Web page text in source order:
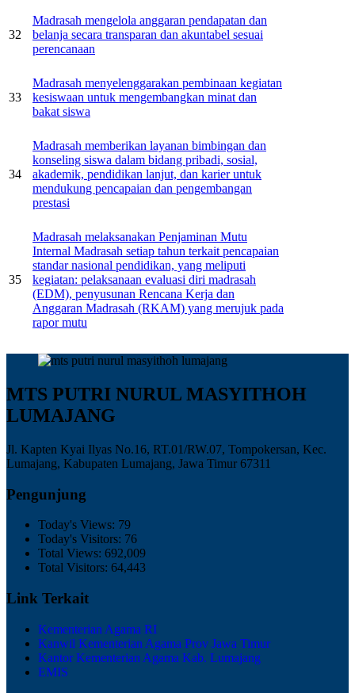
32
Madrasah mengelola anggaran pendapatan dan
belanja secara transparan dan akuntabel sesuai
perencanaan
33
Madrasah menyelenggarakan pembinaan kegiatan
kesiswaan untuk mengembangkan minat dan
bakat siswa
34
Madrasah memberikan layanan bimbingan dan
konseling siswa dalam bidang pribadi, sosial,
akademik, pendidikan lanjut, dan karier untuk
mendukung pencapaian dan pengembangan
prestasi
35
Madrasah melaksanakan Penjaminan Mutu
Internal Madrasah setiap tahun terkait pencapaian
standar nasional pendidikan, yang meliputi
kegiatan: pelaksanaan evaluasi diri madrasah
(EDM), penyusunan Rencana Kerja dan
Anggaran Madrasah (RKAM) yang merujuk pada
rapor mutu
MTS PUTRI NURUL MASYITHOH
LUMAJANG
Jl. Kapten Kyai Ilyas No.16, RT.01/RW.07, Tompokersan, Kec.
Lumajang, Kabupaten Lumajang, Jawa Timur 67311
Pengunjung
Today's Views: 79
Today's Visitors: 76
Total Views: 692,009
Total Visitors: 64,443
Link Terkait
Kementerian Agama RI
Kanwil Kementerian Agama Prov Jawa Timur
Kantor Kementerian Agama Kab. Lumajang
EMIS